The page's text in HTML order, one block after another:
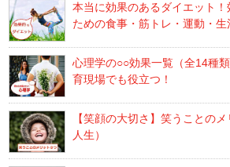
本当に効果のあるダイエット
ための食事・筋トレ・運動・
心理学の○○効果一覧（全14種
育現場でも役立つ！
【笑顔の大切さ】笑うことの
人生）